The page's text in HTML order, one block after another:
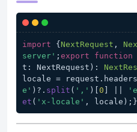
import { NextRequest ,
server' ; export function
t: NextRequest ):
locale = request. headers
e' )?. split ( ',' )[ 0
et ( 'x-locale' , locale);}